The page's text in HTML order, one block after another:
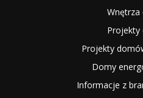
Projekty
Domy
Informacje z